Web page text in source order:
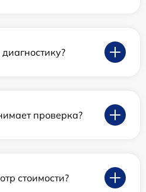
проверка?
стоимости?